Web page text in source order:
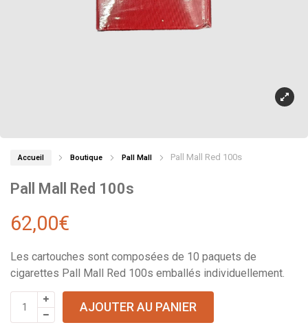
Accueil Boutique Pall Mall Pall Mall Red 100s
Pall Mall Red 100s
62,00€
Les cartouches sont composées de 10 paquets de
cigarettes Pall Mall Red 100s emballés individuellement.
AJOUTER AU PANIER